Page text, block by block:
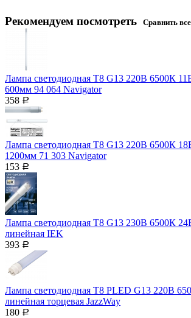
Рекомендуем посмотреть Сравнить все
Лампа светодиодная T8 G13 220В 6500К
600мм 94 064 Navigator
358 Р
Лампа светодиодная T8 G13 220В 6500К
1200мм 71 303 Navigator
153 Р
Лампа светодиодная T8 G13 230В 6500К
линейная IEK
393 Р
Лампа светодиодная T8 PLED G13 220В
линейная торцевая JazzWay
180 Р